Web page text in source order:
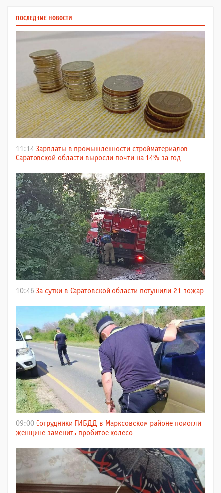
ПОСЛЕДНИЕ НОВОСТИ
11:14 Зарплаты в промышленности стройматериалов
Саратовской области выросли почти на 14% за год
10:46 За сутки в Саратовской области потушили 21 пожар
09:00 Сотрудники ГИБДД в Марксовском районе помогли
женщине заменить пробитое колесо